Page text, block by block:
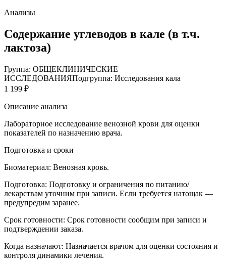
Анализы
Содержание углеводов в кале (в т.ч.
лактоза)
Группа: ОБЩЕКЛИНИЧЕСКИЕ
ИССЛЕДОВАНИЯПодгруппа: Исследования кала
1 199 ₽
Описание анализа
Лабораторное исследование венозной крови для оценки
показателей по назначению врача.
Подготовка и сроки
Биоматериал: Венозная кровь.
Подготовка: Подготовку и ограничения по питанию/
лекарствам уточним при записи. Если требуется натощак —
предупредим заранее.
Срок готовности: Срок готовности сообщим при записи и
подтверждении заказа.
Когда назначают: Назначается врачом для оценки состояния и
контроля динамики лечения.